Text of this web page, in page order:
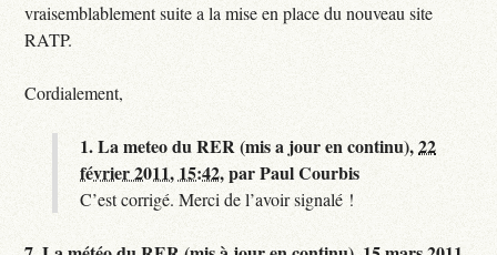
vraisemblablement suite a la mise en place du nouveau site
RATP.
Cordialement,
1.La meteo du RER (mis a jour en continu),22
février 2011, 15:42,parPaul Courbis
C’est corrigé. Merci de l’avoir signalé !